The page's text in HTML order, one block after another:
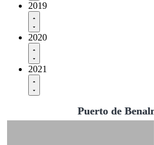
2019
2020
2021
Puerto de